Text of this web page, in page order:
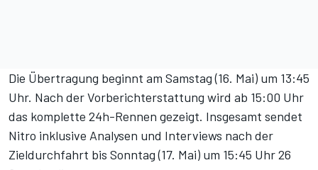
Die Übertragung beginnt am Samstag (16. Mai) um 13:45
Uhr. Nach der Vorberichterstattung wird ab 15:00 Uhr
das komplette 24h-Rennen gezeigt. Insgesamt sendet
Nitro inklusive Analysen und Interviews nach der
Zieldurchfahrt bis Sonntag (17. Mai) um 15:45 Uhr 26